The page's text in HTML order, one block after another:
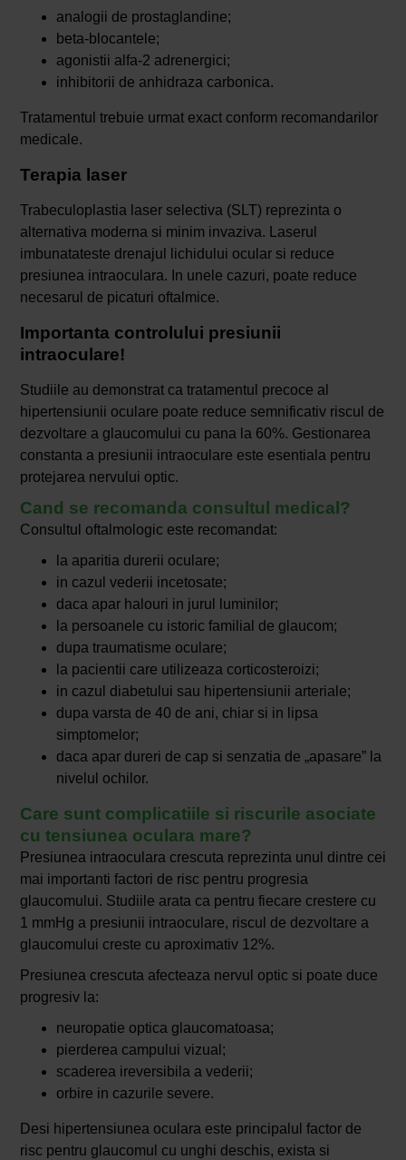
analogii de prostaglandine;
beta-blocantele;
agonistii alfa-2 adrenergici;
inhibitorii de anhidraza carbonica.
Tratamentul trebuie urmat exact conform recomandarilor
medicale.
Terapia laser
Trabeculoplastia laser selectiva (SLT) reprezinta o
alternativa moderna si minim invaziva. Laserul
imbunatateste drenajul lichidului ocular si reduce
presiunea intraoculara. In unele cazuri, poate reduce
necesarul de picaturi oftalmice.
Importanta controlului presiunii
intraoculare!
Studiile au demonstrat ca tratamentul precoce al
hipertensiunii oculare poate reduce semnificativ riscul de
dezvoltare a glaucomului cu pana la 60%. Gestionarea
constanta a presiunii intraoculare este esentiala pentru
protejarea nervului optic.
Cand se recomanda consultul medical?
Consultul oftalmologic este recomandat:
la aparitia durerii oculare;
in cazul vederii incetosate;
daca apar halouri in jurul luminilor;
la persoanele cu istoric familial de glaucom;
dupa traumatisme oculare;
la pacientii care utilizeaza corticosteroizi;
in cazul diabetului sau hipertensiunii arteriale;
dupa varsta de 40 de ani, chiar si in lipsa
simptomelor;
daca apar dureri de cap si senzatia de „apasare” la
nivelul ochilor.
Care sunt complicatiile si riscurile asociate
cu tensiunea oculara mare?
Presiunea intraoculara crescuta reprezinta unul dintre cei
mai importanti factori de risc pentru progresia
glaucomului. Studiile arata ca pentru fiecare crestere cu
1 mmHg a presiunii intraoculare, riscul de dezvoltare a
glaucomului creste cu aproximativ 12%.
Presiunea crescuta afecteaza nervul optic si poate duce
progresiv la:
neuropatie optica glaucomatoasa;
pierderea campului vizual;
scaderea ireversibila a vederii;
orbire in cazurile severe.
Desi hipertensiunea oculara este principalul factor de
risc pentru glaucomul cu unghi deschis, exista si